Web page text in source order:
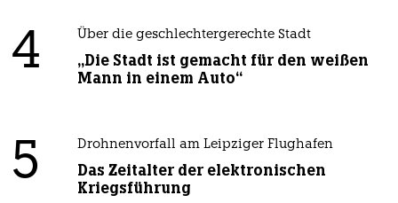
4 Über die geschlechtergerechte Stadt
„Die Stadt ist gemacht für den weißen
Mann in einem Auto“
5 Drohnenvorfall am Leipziger Flughafen
Das Zeitalter der elektronischen
Kriegsführung